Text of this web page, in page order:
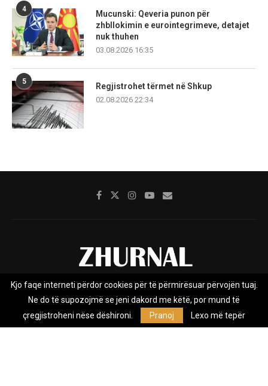
4
Mucunski: Qeveria punon për
zhbllokimin e eurointegrimeve, detajet
nuk thuhen
03.08.2026 16:35
5
Regjistrohet tërmet në Shkup
02.08.2026 22:34
Rreth nesh Impresumi Marketing
Privacy Policy
Zhurnal.mk është Agjenci e Lajmeve e pavarur, e themeluar në vitin
Kjo faqe interneti përdor cookies për të përmirësuar përvojën tuaj.
Ne do të supozojmë se jeni dakord me këtë, por mund të
çregjistroheni nëse dëshironi.
Pranoj Lexo më tepër